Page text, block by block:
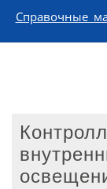
Справочные